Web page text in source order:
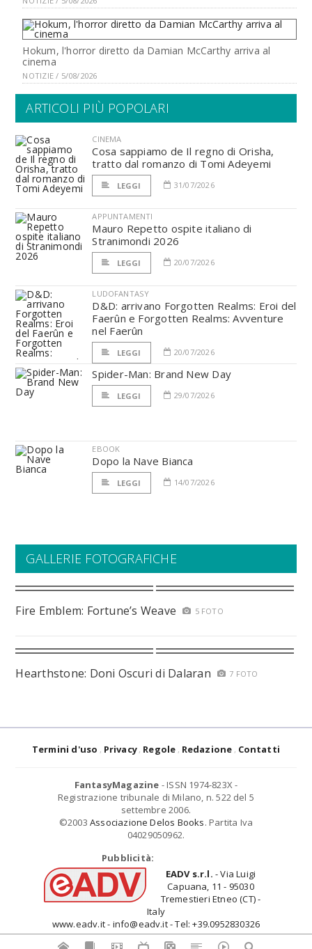
Hokum, l'horror diretto da Damian McCarthy arriva al
cinema
NOTIZIE / 5/08/2026
ARTICOLI PIÙ POPOLARI
CINEMA
Cosa sappiamo de Il regno di Orisha,
tratto dal romanzo di Tomi Adeyemi
LEGGI 31/07/2026
APPUNTAMENTI
Mauro Repetto ospite italiano di
Stranimondi 2026
LEGGI 20/07/2026
LUDOFANTASY
D&D: arrivano Forgotten Realms: Eroi del
Faerûn e Forgotten Realms: Avventure
nel Faerûn
LEGGI 20/07/2026
Spider-Man: Brand New Day
LEGGI 29/07/2026
EBOOK
Dopo la Nave Bianca
LEGGI 14/07/2026
GALLERIE FOTOGRAFICHE
Fire Emblem: Fortune’s Weave 5 FOTO
Hearthstone: Doni Oscuri di Dalaran 7 FOTO
Termini d'uso Privacy Regole Redazione Contatti
FantasyMagazine - ISSN 1974-823X -
Registrazione tribunale di Milano, n. 522 del 5
settembre 2006.
©2003 Associazione Delos Books. Partita Iva
04029050962.
Pubblicità:
EADV s.r.l. - Via Luigi
Capuana, 11 - 95030
Tremestieri Etneo (CT) -
Italy
www.eadv.it - info@eadv.it - Tel: +39.0952830326